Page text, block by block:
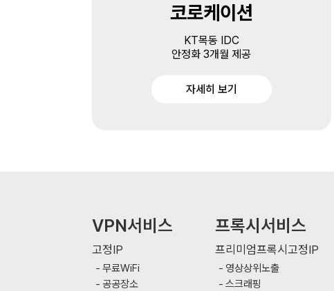
코로케이션
KT목동 IDC
안정화 3개월 제공
자세히 보기
VPN서비스
고정IP
무료WiFi
공공장소
프록시서비스
프리미엄프록시고정IP
영상상위노출
스크래핑